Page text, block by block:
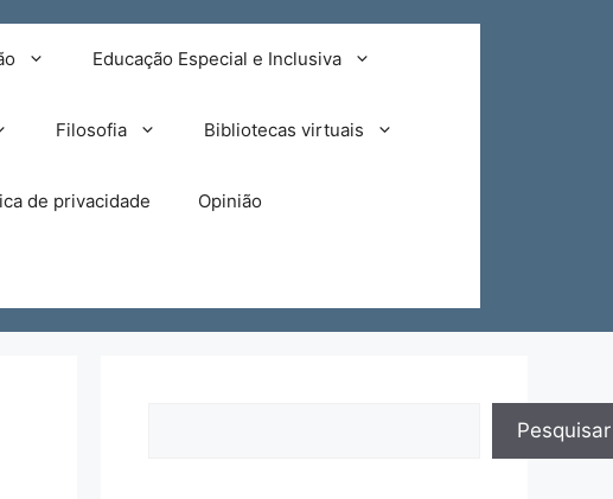
Educação Especial e Inclusiva
Filosofia Bibliotecas virtuais
de privacidade Opinião
Pesquisar